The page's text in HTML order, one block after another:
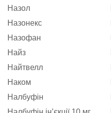
Назол
Назонекс
Назофан
Найз
Найтвелл
Наком
Налбуфін